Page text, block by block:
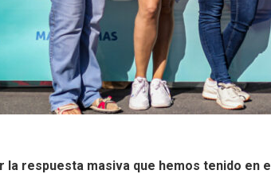
la respuesta masiva que hemos tenido